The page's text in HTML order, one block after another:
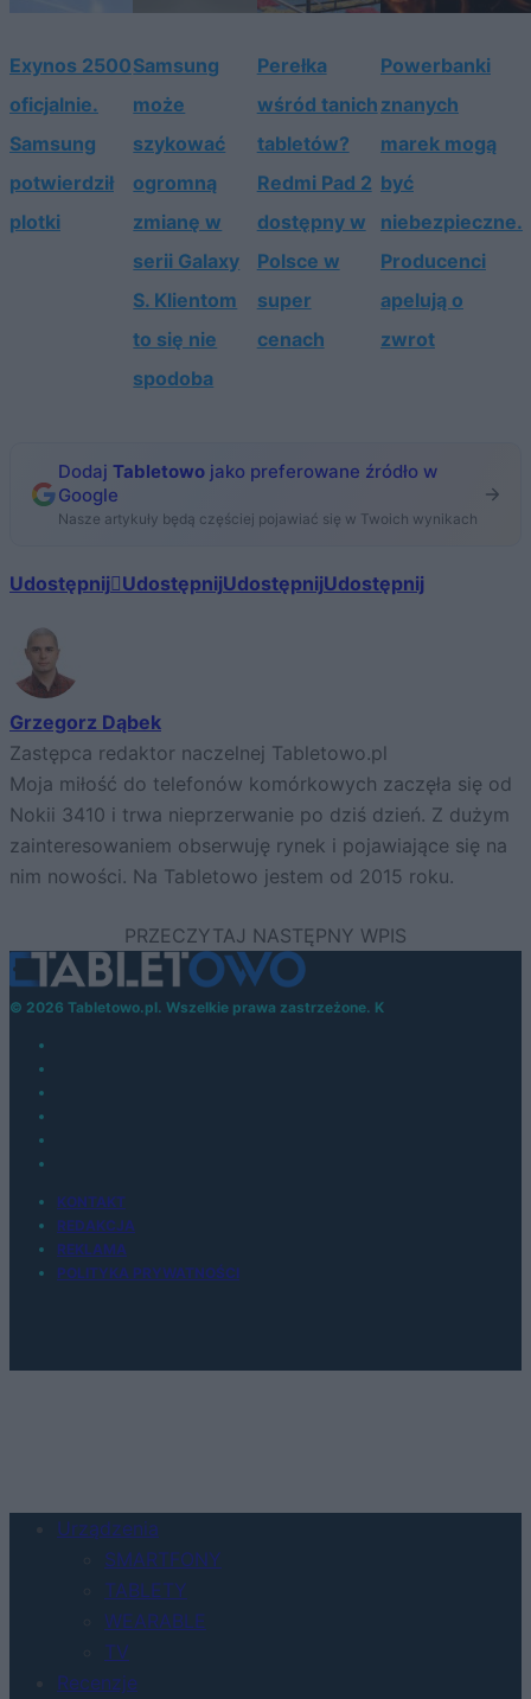
Exynos 2500
oficjalnie.
Samsung
potwierdził
plotki
Samsung
może
szykować
ogromną
zmianę w
serii Galaxy
S. Klientom
to się nie
spodoba
Perełka
wśród tanich
tabletów?
Redmi Pad 2
dostępny w
Polsce w
super
cenach
Powerbanki
znanych
marek mogą
być
niebezpieczne.
Producenci
apelują o
zwrot
Dodaj Tabletowo jako preferowane źródło w
Google
Nasze artykuły będą częściej pojawiać się w Twoich wynikach
Udostępnij UdostępnijUdostępnijUdostępnij
Grzegorz Dąbek
Zastępca redaktor naczelnej Tabletowo.pl
Moja miłość do telefonów komórkowych zaczęła się od
Nokii 3410 i trwa nieprzerwanie po dziś dzień. Z dużym
zainteresowaniem obserwuję rynek i pojawiające się na
nim nowości. Na Tabletowo jestem od 2015 roku.
© 2026 Tabletowo.pl. Wszelkie prawa zastrzeżone. K
KONTAKT
REDAKCJA
REKLAMA
POLITYKA PRYWATNOŚCI
Urządzenia
SMARTFONY
TABLETY
WEARABLE
TV
Recenzje